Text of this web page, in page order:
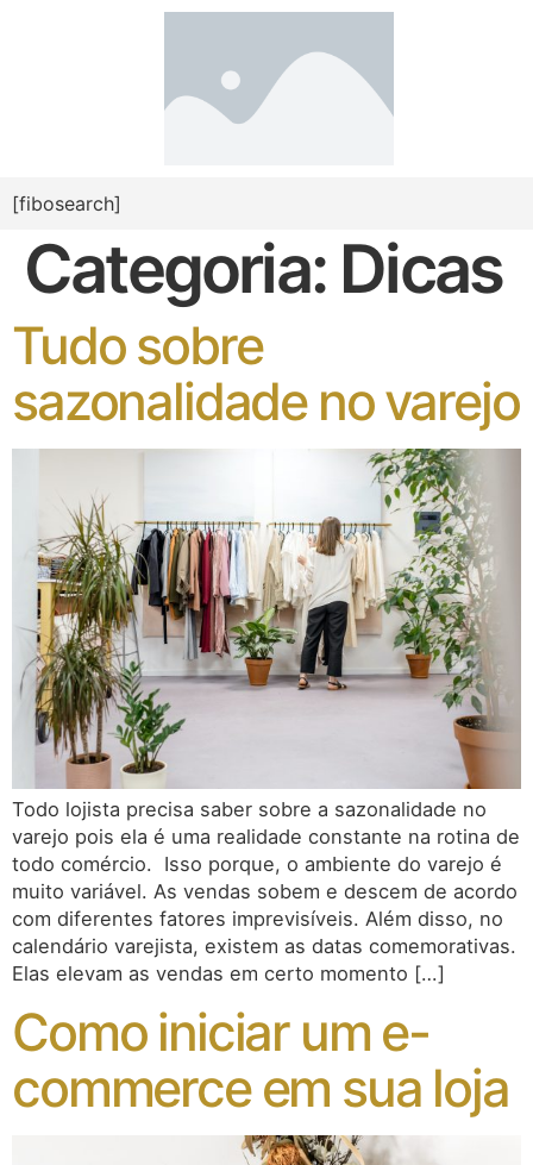
[fibosearch]
Categoria: Dicas
Tudo sobre
sazonalidade no varejo
Todo lojista precisa saber sobre a sazonalidade no
varejo pois ela é uma realidade constante na rotina de
todo comércio. Isso porque, o ambiente do varejo é
muito variável. As vendas sobem e descem de acordo
com diferentes fatores imprevisíveis. Além disso, no
calendário varejista, existem as datas comemorativas.
Elas elevam as vendas em certo momento […]
Como iniciar um e-
commerce em sua loja